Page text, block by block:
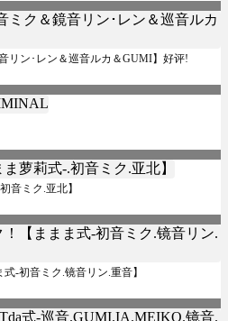
リン･レン＆巡音ルカ＆GUMI】好评!
音ミク.亚北】
-初音ミク.镜音リン.重音】